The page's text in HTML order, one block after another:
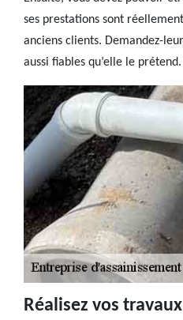
ses prestations sont
anciens clients. Demandez-
aussi fiables qu’elle le prétend.
Réalisez vos